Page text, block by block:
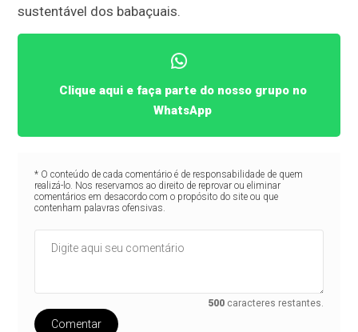
sustentável dos babaçuais.
Clique aqui e faça parte do nosso grupo no
WhatsApp
* O conteúdo de cada comentário é de responsabilidade de quem
realizá-lo. Nos reservamos ao direito de reprovar ou eliminar
comentários em desacordo com o propósito do site ou que
contenham palavras ofensivas.
500 caracteres restantes.
Comentar